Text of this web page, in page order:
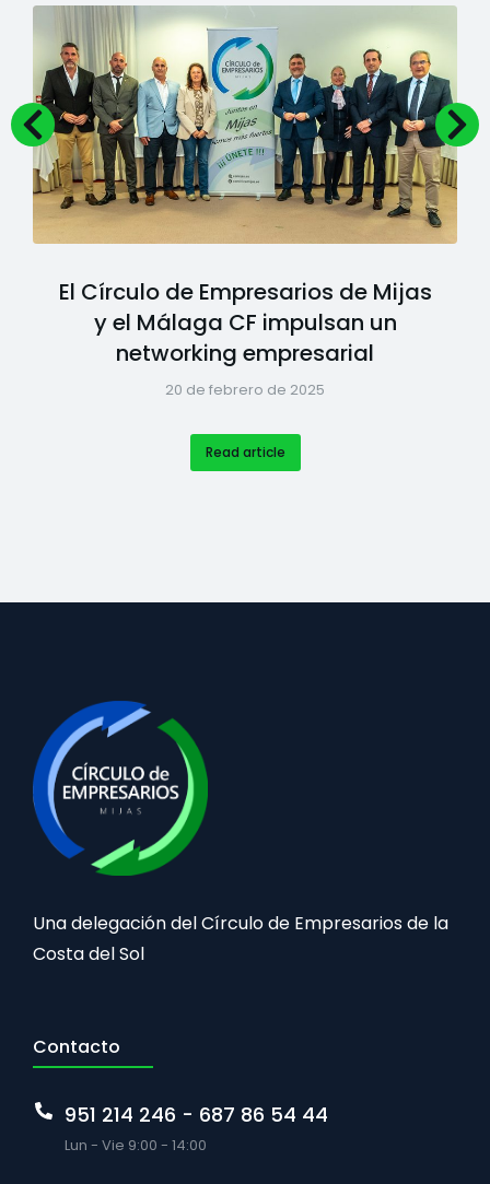
El Círculo de Empresarios de Mijas
y el Málaga CF impulsan un
networking empresarial
20 de febrero de 2025
Read article
Una delegación del Círculo de Empresarios de la
Costa del Sol
Contacto
951 214 246 - 687 86 54 44
Lun - Vie 9:00 - 14:00